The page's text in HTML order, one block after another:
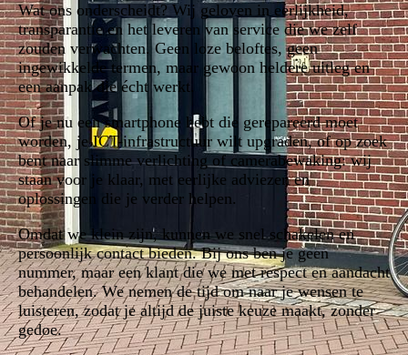
Wat ons onderscheidt? Wij geloven in eerlijkheid,
transparantie en het leveren van service die we zelf
zouden verwachten. Geen loze beloftes, geen
ingewikkelde termen, maar gewoon heldere uitleg en
een aanpak die écht werkt.
Of je nu een smartphone hebt die gerepareerd moet
worden, je ICT-infrastructuur wilt upgraden, of op zoek
bent naar slimme verlichting of camerabewaking: wij
staan voor je klaar, met eerlijke adviezen en
oplossingen die je verder helpen.
Omdat we klein zijn, kunnen we snel schakelen en
persoonlijk contact bieden. Bij ons ben je geen
nummer, maar een klant die we met respect en aandacht
behandelen. We nemen de tijd om naar je wensen te
luisteren, zodat je altijd de juiste keuze maakt, zonder
gedoe.